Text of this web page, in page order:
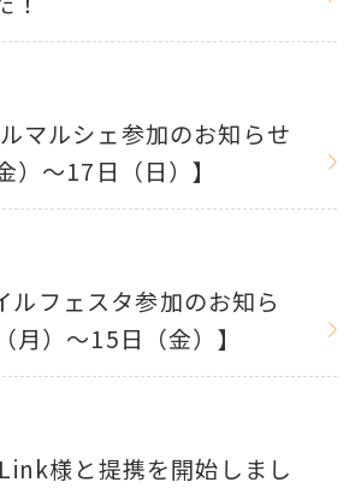
マルシェ参加のお知らせ
）～17日（日）】
ルフェスタ参加のお知ら
月）～15日（金）】
様と提携を開始しまし